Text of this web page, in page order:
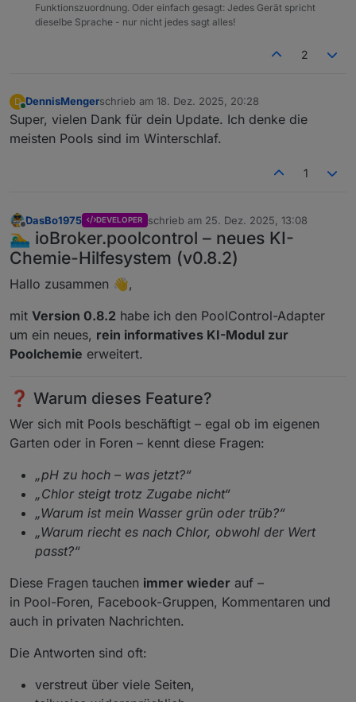
Funktionszuordnung. Oder einfach gesagt: Jedes Gerät spricht
dieselbe Sprache - nur nicht jedes sagt alles!
2
D DennisMengerschrieb am 18. Dez. 2025, 20:28
zuletzt editiert von
Super, vielen Dank für dein Update. Ich denke die
meisten Pools sind im Winterschlaf.
1
Offline
DasBo1975 DEVELOPER schrieb am 25. Dez. 2025, 13:08
zuletzt editiert von
🏊‍♂️ ioBroker.poolcontrol – neues KI-
Chemie-Hilfesystem (v0.8.2)
Hallo zusammen 👋,
mit Version 0.8.2 habe ich den PoolControl-Adapter
um ein neues, rein informatives KI-Modul zur
Poolchemie erweitert.
❓ Warum dieses Feature?
Wer sich mit Pools beschäftigt – egal ob im eigenen
Garten oder in Foren – kennt diese Fragen:
„pH zu hoch – was jetzt?“
„Chlor steigt trotz Zugabe nicht“
„Warum ist mein Wasser grün oder trüb?“
„Warum riecht es nach Chlor, obwohl der Wert
passt?“
Diese Fragen tauchen immer wieder auf –
in Pool-Foren, Facebook-Gruppen, Kommentaren und
auch in privaten Nachrichten.
Die Antworten sind oft:
verstreut über viele Seiten,